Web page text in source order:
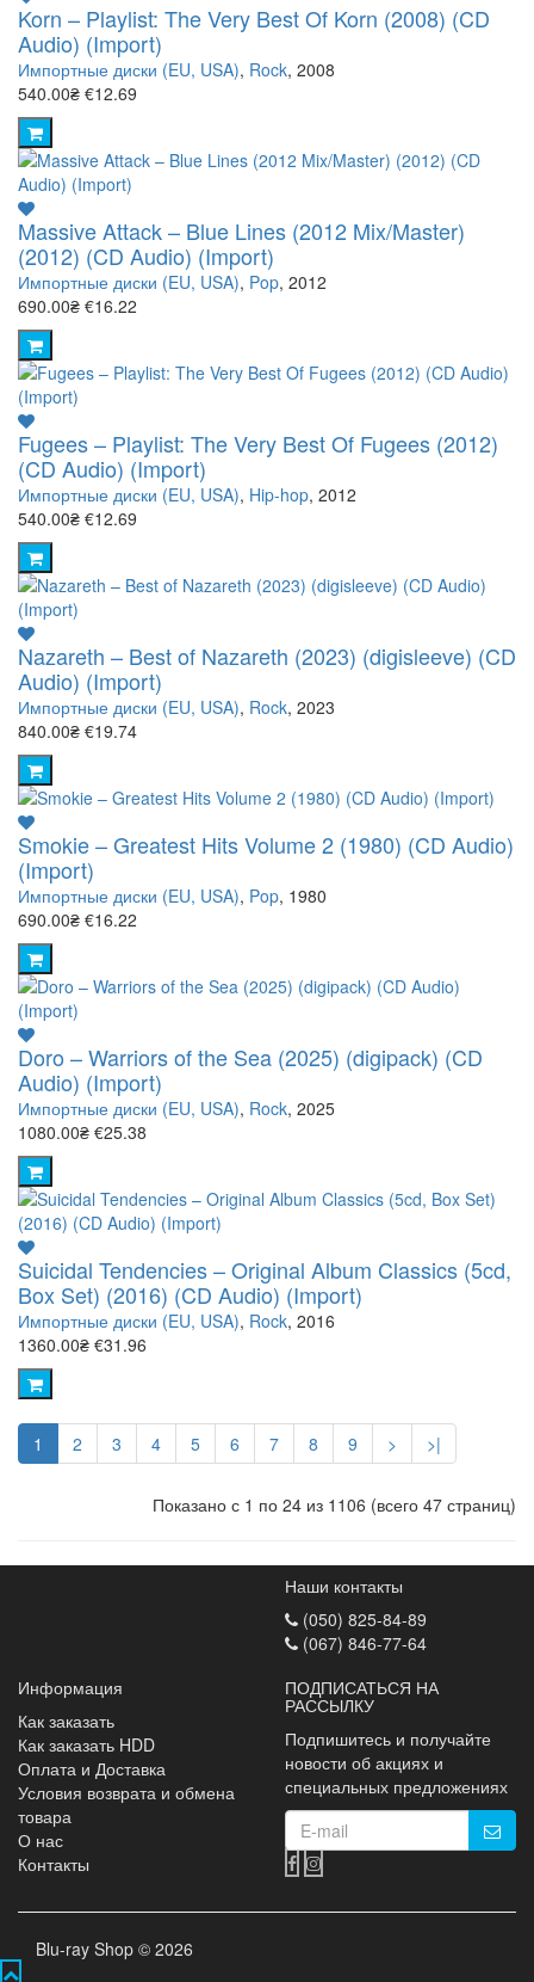
Korn – Playlist: The Very Best Of Korn (2008) (CD
Audio) (Import)
Импортные диски (EU, USA), Rock, 2008
540.00₴ €12.69
Massive Attack – Blue Lines (2012 Mix/Master)
(2012) (CD Audio) (Import)
Импортные диски (EU, USA), Pop, 2012
690.00₴ €16.22
Fugees – Playlist: The Very Best Of Fugees (2012)
(CD Audio) (Import)
Импортные диски (EU, USA), Hip-hop, 2012
540.00₴ €12.69
Nazareth – Best of Nazareth (2023) (digisleeve) (CD
Audio) (Import)
Импортные диски (EU, USA), Rock, 2023
840.00₴ €19.74
Smokie – Greatest Hits Volume 2 (1980) (CD Audio)
(Import)
Импортные диски (EU, USA), Pop, 1980
690.00₴ €16.22
Doro – Warriors of the Sea (2025) (digipack) (CD
Audio) (Import)
Импортные диски (EU, USA), Rock, 2025
1080.00₴ €25.38
Suicidal Tendencies – Original Album Classics (5cd,
Box Set) (2016) (CD Audio) (Import)
Импортные диски (EU, USA), Rock, 2016
1360.00₴ €31.96
1 2 3 4 5 6 7 8 9 > >|
Показано с 1 по 24 из 1106 (всего 47 страниц)
Наши контакты
(050) 825-84-89
(067) 846-77-64
Информация
Как заказать
Как заказать HDD
Оплата и Доставка
Условия возврата и обмена
товара
О нас
Контакты
ПОДПИСАТЬСЯ НА
РАССЫЛКУ
Подпишитесь и получайте
новости об акциях и
специальных предложениях
Blu-ray Shop © 2026